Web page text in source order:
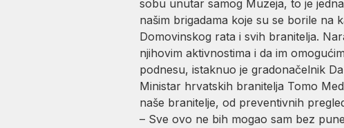
sobu unutar samog Muzeja, to je
našim brigadama koje su se borile na
Domovinskog rata i svih branitelja.
njihovim aktivnostima i da im
podnesu, istaknuo je gradonačelnik
Ministar hrvatskih branitelja Tomo
naše branitelje, od preventivnih
– Sve ovo ne bih mogao sam bez